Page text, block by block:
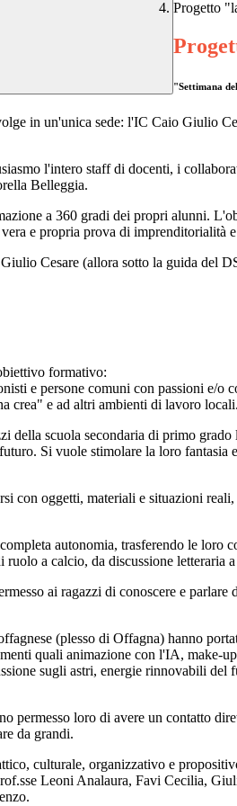
Progetto
"Settimana
in un'unica sede: l'IC Caio Giulio
l'intero staff di docenti, i
Belleggia.
a 360 gradi dei propri alunni.
e propria prova di imprenditorialità
Cesare (allora sotto la guida del
formativo:
e persone comuni con passioni e/o
crea" e ad altri ambienti di lavoro locali.
della scuola secondaria di primo grado
Si vuole stimolare la loro
con oggetti, materiali e situazioni
autonomia, trasferendo le loro
ruolo a calcio, da discussione letteraria
ai ragazzi di conoscere e
(plesso di Offagna) hanno
quali animazione con l'IA, make-
sugli astri, energie rinnovabili
permesso loro di avere un contatto
da grandi.
culturale, organizzativo e
Leoni Analaura, Favi Cecilia,